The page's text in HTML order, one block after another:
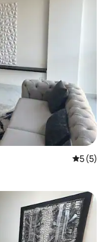
5 (5)